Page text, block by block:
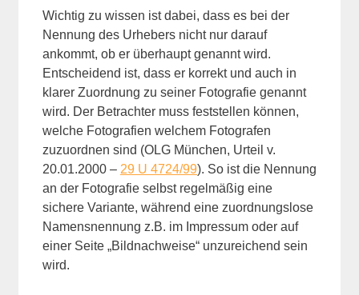
Wichtig zu wissen ist dabei, dass es bei der
Nennung des Urhebers nicht nur darauf
ankommt, ob er überhaupt genannt wird.
Entscheidend ist, dass er korrekt und auch in
klarer Zuordnung zu seiner Fotografie genannt
wird. Der Betrachter muss feststellen können,
welche Fotografien welchem Fotografen
zuzuordnen sind (OLG München, Urteil v.
20.01.2000 – 29 U 4724/99). So ist die Nennung
an der Fotografie selbst regelmäßig eine
sichere Variante, während eine zuordnungslose
Namensnennung z.B. im Impressum oder auf
einer Seite „Bildnachweise“ unzureichend sein
wird.